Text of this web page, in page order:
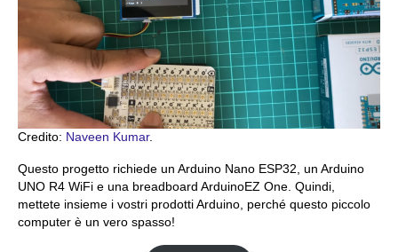
Credito: Naveen Kumar.
Questo progetto richiede un Arduino Nano ESP32, un Arduino
UNO R4 WiFi e una breadboard ArduinoEZ One. Quindi,
mettete insieme i vostri prodotti Arduino, perché questo piccolo
computer è un vero spasso!